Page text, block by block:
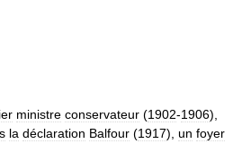
ministre conservateur (1902-1906),
la déclaration Balfour (1917), un foyer